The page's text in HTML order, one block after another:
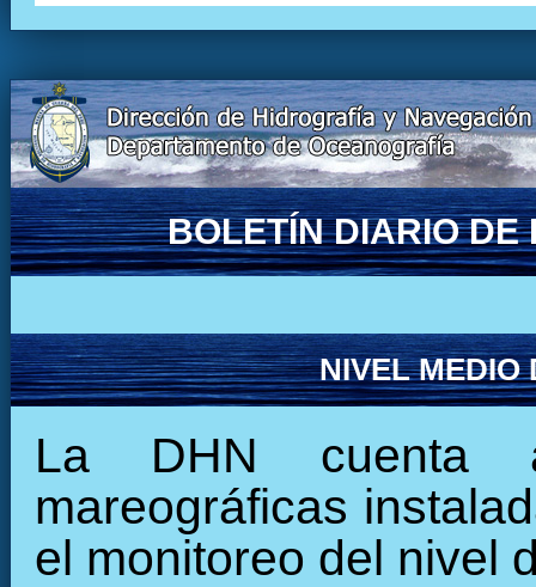
BOLETÍN DIARIO DE
NIVEL MEDIO
La DHN cuenta
mareográficas
el monitoreo del nivel